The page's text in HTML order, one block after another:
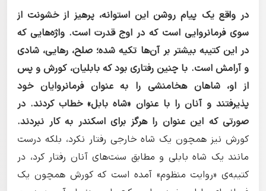
در واقع یک پیام روشن این استوانه، پرهیز از خشونت از
سوی فرمانروایی است که در اوج قدرت است. واژه‌هایی که
در این کتیبه بیشتر بر آن‌ها تکیه شده؛ صلح، رهایی، شادی
و آرامش است. با چنین رفتاری بود که بابلیان، کورش و پس
از او، شاهان هخامنشی را به عنوان فرمانروایان خود
پذیرفتند و آنان را با عنوان «شاه بابل» خطاب کردند. در
صورتی که این عنوان را هرگز برای اسکندر به کار نبردند.
کورش نیز همچون یک شاه خارجی رفتار نکرد، بلکه درست
مانند یک شاه بابلی و مطابق سنت‌های آنان رفتار کرد، در
کتیبه‌ی «روایت منظوم» آمده است که کورش همچون یک